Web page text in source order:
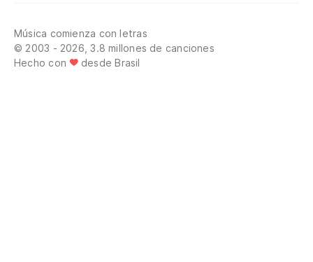
Música comienza con letras
© 2003 - 2026, 3.8 millones de canciones
Hecho con
desde Brasil